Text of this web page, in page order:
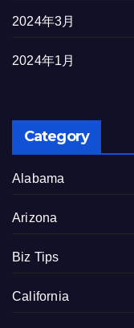
2024年3月
2024年1月
Category
Alabama
Arizona
Biz Tips
California